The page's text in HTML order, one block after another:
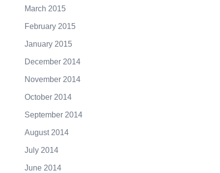
March 2015
February 2015
January 2015
December 2014
November 2014
October 2014
September 2014
August 2014
July 2014
June 2014